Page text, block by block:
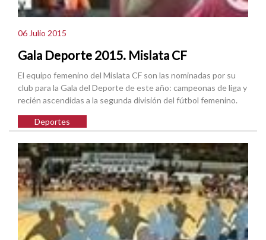
06 Julio 2015
Gala Deporte 2015. Mislata CF
El equipo femenino del Mislata CF son las nominadas por su
club para la Gala del Deporte de este año: campeonas de liga y
recién ascendidas a la segunda división del fútbol femenino.
Deportes